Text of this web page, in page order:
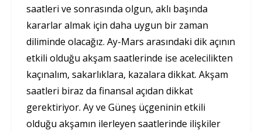
saatleri ve sonrasında olgun, aklı başında
kararlar almak için daha uygun bir zaman
diliminde olacağız. Ay-Mars arasındaki dik açının
etkili olduğu akşam saatlerinde ise acelecilikten
kaçınalım, sakarlıklara, kazalara dikkat. Akşam
saatleri biraz da finansal açıdan dikkat
gerektiriyor. Ay ve Güneş üçgeninin etkili
olduğu akşamın ilerleyen saatlerinde ilişkiler